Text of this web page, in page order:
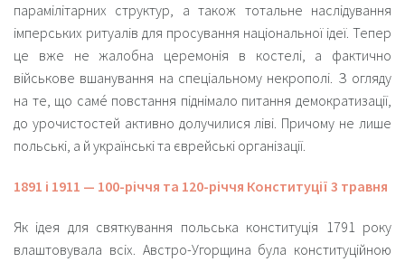
парамілітарних структур, а також тотальне наслідування
імперських ритуалів для просування національної ідеї. Тепер
це вже не жалобна церемонія в костелі, а фактично
військове вшанування на спеціальному некрополі. З огляду
на те, що самé повстання піднімало питання демократизації,
до урочистостей активно долучилися ліві. Причому не лише
польські, а й українські та єврейські організації.
1891 і 1911 — 100-річчя та 120-річчя Конституції 3 травня
Як ідея для святкування польська конституція 1791 року
влаштовувала всіх. Австро-Угорщина була конституційною